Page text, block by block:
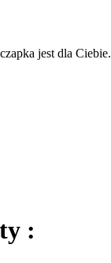
jest dla Ciebie.
: